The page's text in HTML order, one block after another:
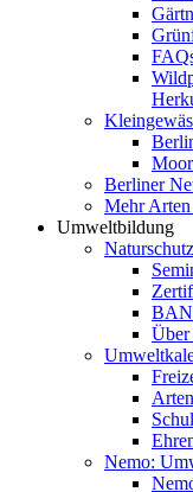
Berliner
Mehr
Umweltbildung
Über
Nemo: